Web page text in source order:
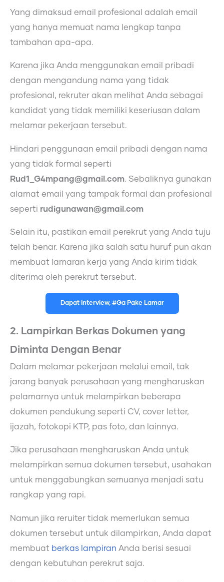
Yang dimaksud email profesional adalah email
yang hanya memuat nama lengkap tanpa
tambahan apa-apa.
Karena jika Anda menggunakan email pribadi
dengan mengandung nama yang tidak
profesional, rekruter akan melihat Anda sebagai
kandidat yang tidak memiliki keseriusan dalam
melamar pekerjaan tersebut.
Hindari penggunaan email pribadi dengan nama
yang tidak formal seperti
Rud1_G4mpang@gmail.com. Sebaliknya gunakan
alamat email yang tampak formal dan profesional
seperti rudigunawan@gmail.com
Selain itu, pastikan email perekrut yang Anda tuju
telah benar. Karena jika salah satu huruf pun akan
membuat lamaran kerja yang Anda kirim tidak
diterima oleh perekrut tersebut.
Dapat Interview, #Ga Pake Lamar
2. Lampirkan Berkas Dokumen yang
Diminta Dengan Benar
Dalam melamar pekerjaan melalui email, tak
jarang banyak perusahaan yang mengharuskan
pelamarnya untuk melampirkan beberapa
dokumen pendukung seperti CV, cover letter,
ijazah, fotokopi KTP, pas foto, dan lainnya.
Jika perusahaan mengharuskan Anda untuk
melampirkan semua dokumen tersebut, usahakan
untuk menggabungkan semuanya menjadi satu
rangkap yang rapi.
Namun jika reruiter tidak memerlukan semua
dokumen tersebut untuk dilampirkan, Anda dapat
membuat berkas lampiran Anda berisi sesuai
dengan kebutuhan perekrut saja.